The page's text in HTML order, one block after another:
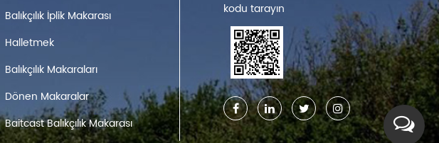
Balıkçılık İplik Makarası
Halletmek
Balıkçılık Makaraları
Dönen Makaralar
Baitcast Balıkçılık Makarası
kodu tarayın